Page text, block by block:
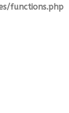
functions.php